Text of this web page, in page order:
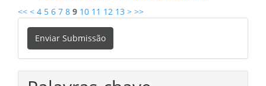
<< < 4 5 6 7 8 9 10 11 12 13 > >>
Enviar
Submissão
Enviar Submissão